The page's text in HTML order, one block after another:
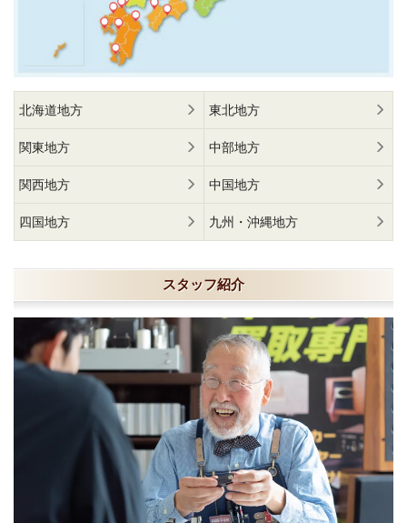
北海道地方 東北地方
関東地方 中部地方
関西地方 中国地方
四国地方 九州・沖縄地方
スタッフ紹介